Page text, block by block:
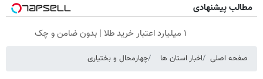
مطالب پیشنهادی
۱ میلیارد اعتبار خرید طلا | بدون ضامن و چک
صفحه اصلی اخبار استان ها چهارمحال و بختیاری